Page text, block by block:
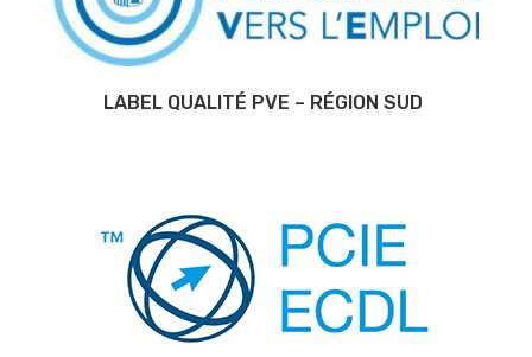
LABEL QUALITÉ PVE – RÉGION SUD